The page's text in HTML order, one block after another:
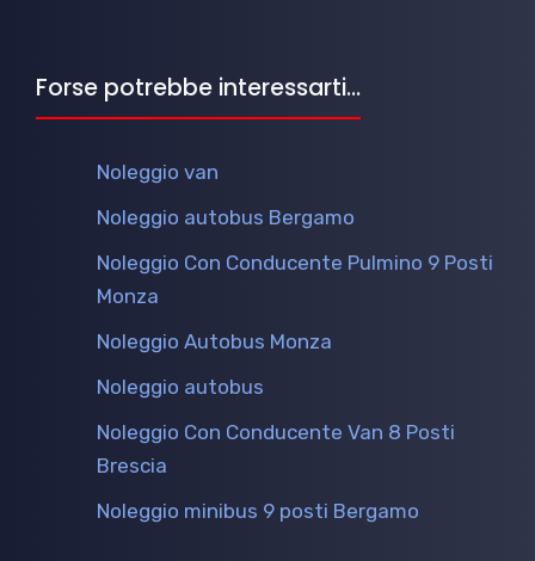
Forse potrebbe interessarti...
Noleggio van
Noleggio autobus Bergamo
Noleggio Con Conducente Pulmino 9 Posti
Monza
Noleggio Autobus Monza
Noleggio autobus
Noleggio Con Conducente Van 8 Posti
Brescia
Noleggio minibus 9 posti Bergamo